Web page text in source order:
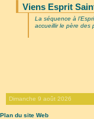
Viens Esprit
La séquence à
accueillir le père des
Dimanche 9 août 2026
Plan du site Web